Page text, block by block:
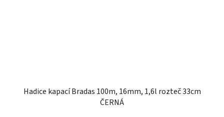
Hadice kapací Bradas 100m, 16mm, 1,6l rozteč 33cm
ČERNÁ